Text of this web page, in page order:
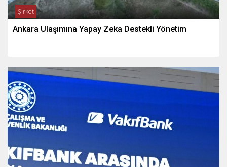
Şirket
Ankara Ulaşımına Yapay Zeka Destekli Yönetim